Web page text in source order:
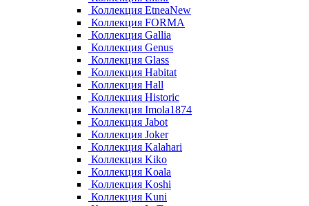
Коллекция EtneaNew
Коллекция FORMA
Коллекция Gallia
Коллекция Genus
Коллекция Glass
Коллекция Habitat
Коллекция Hall
Коллекция Historic
Коллекция Imola1874
Коллекция Jabot
Коллекция Joker
Коллекция Kalahari
Коллекция Kiko
Коллекция Koala
Коллекция Koshi
Коллекция Kuni